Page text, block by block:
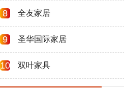
8 全友家居
9 圣华国际家居
10 双叶家具